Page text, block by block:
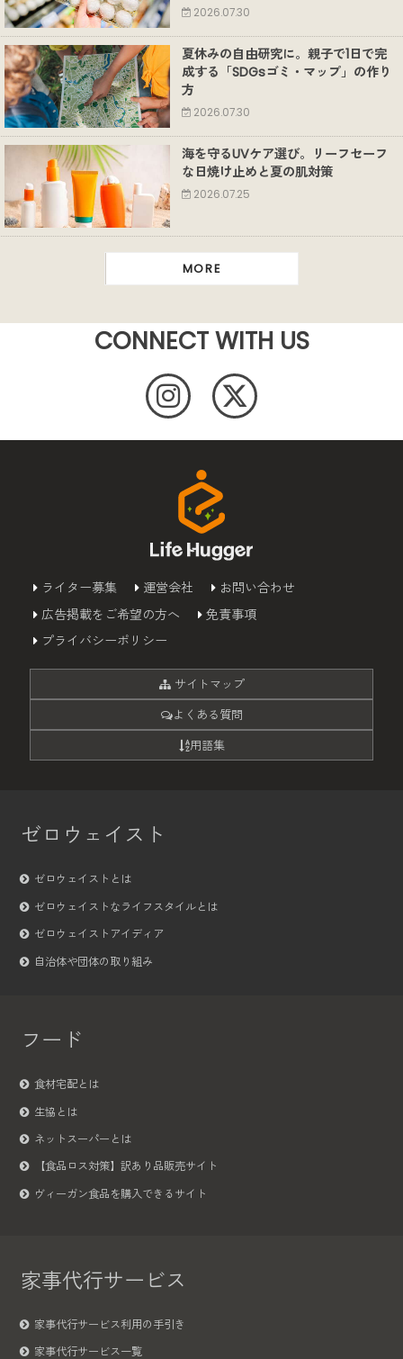
2026.07.30
夏休みの自由研究に。親子で1日で完
成する「SDGsゴミ・マップ」の作り
方
2026.07.30
海を守るUVケア選び。リーフセーフ
な日焼け止めと夏の肌対策
2026.07.25
MORE
CONNECT WITH US
ライター募集 運営会社
お問い合わせ
広告掲載をご希望の方へ
免責事項
プライバシーポリシー
サイトマップ
よくある質問
用語集
ゼロウェイスト
ゼロウェイストとは
ゼロウェイストなライフスタイルとは
ゼロウェイストアイディア
自治体や団体の取り組み
フード
食材宅配とは
生協とは
ネットスーパーとは
【食品ロス対策】訳あり品販売サイト
ヴィーガン食品を購入できるサイト
家事代行サービス
家事代行サービス利用の手引き
家事代行サービス一覧